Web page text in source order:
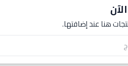
هنا عند إضافتها.